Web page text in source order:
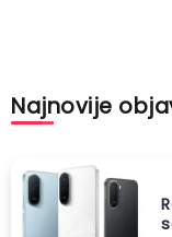
Najnovije